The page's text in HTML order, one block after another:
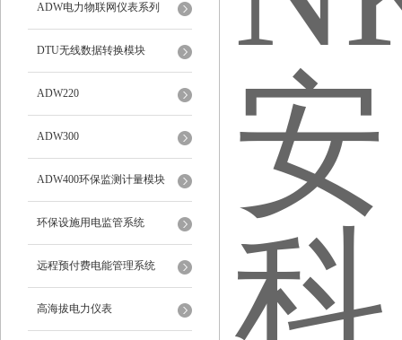
ADW电力物联网仪表系列
DTU无线数据转换模块
ADW220
ADW300
ADW400环保监测计量模块
环保设施用电监管系统
远程预付费电能管理系统
高海拔电力仪表